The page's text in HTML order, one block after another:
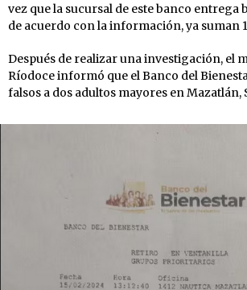
vez que la sucursal de este banco entrega
de acuerdo con la información, ya suman
Después de realizar una investigación, el
Ríodoce informó que el Banco del
falsos a dos adultos mayores en Mazatlán,